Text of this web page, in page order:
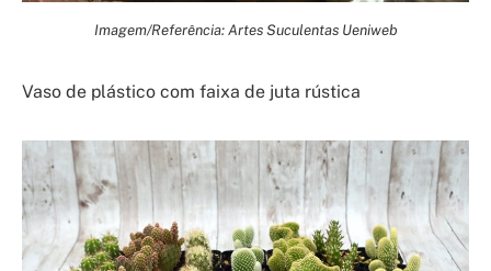
Imagem/Referência: Artes Suculentas Ueniweb
Vaso de plástico com faixa de juta rústica